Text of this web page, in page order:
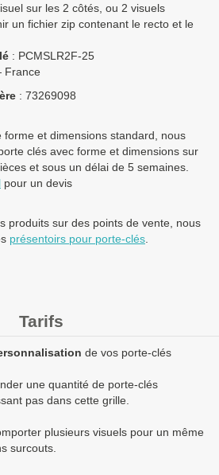
sur les 2 côtés, ou 2 visuels
un fichier zip contenant le recto et le
: PCMSLR2F-25
France
: 73269098
forme et dimensions standard, nous
clés avec forme et dimensions sur
et sous un délai de 5 semaines.
pour un devis
produits sur des points de vente, nous
présentoirs pour porte-clés.
Tarifs
de vos porte-clés
une quantité de porte-clés
pas dans cette grille.
plusieurs visuels pour un même
surcouts.